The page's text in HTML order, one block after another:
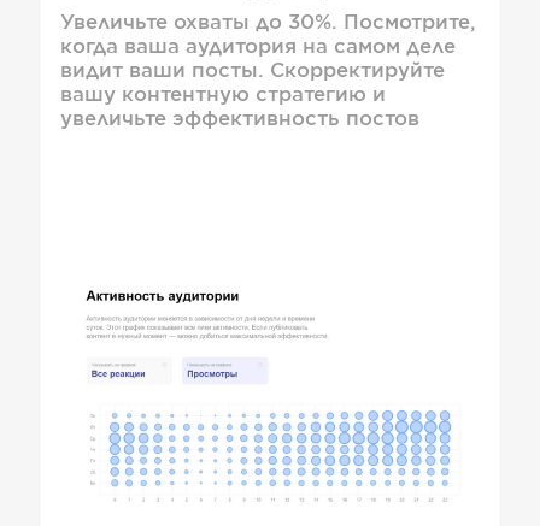
Увеличьте охваты до 30%. Посмотрите,
когда ваша аудитория на самом деле
видит ваши посты. Скорректируйте
вашу контентную стратегию и
увеличьте эффективность постов